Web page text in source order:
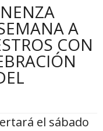
A
CON
el sábado